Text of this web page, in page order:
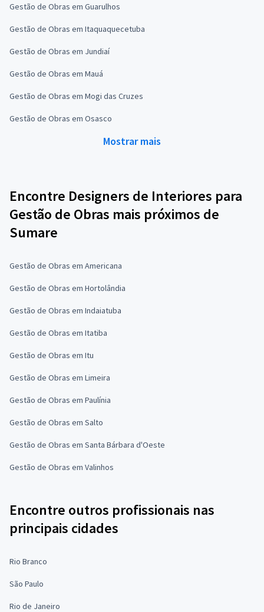
Gestão de Obras em Guarulhos
Gestão de Obras em Itaquaquecetuba
Gestão de Obras em Jundiaí
Gestão de Obras em Mauá
Gestão de Obras em Mogi das Cruzes
Gestão de Obras em Osasco
Mostrar mais
Encontre Designers de Interiores para
Gestão de Obras mais próximos de
Sumare
Gestão de Obras em Americana
Gestão de Obras em Hortolândia
Gestão de Obras em Indaiatuba
Gestão de Obras em Itatiba
Gestão de Obras em Itu
Gestão de Obras em Limeira
Gestão de Obras em Paulínia
Gestão de Obras em Salto
Gestão de Obras em Santa Bárbara d'Oeste
Gestão de Obras em Valinhos
Encontre outros profissionais nas
principais cidades
Rio Branco
São Paulo
Rio de Janeiro